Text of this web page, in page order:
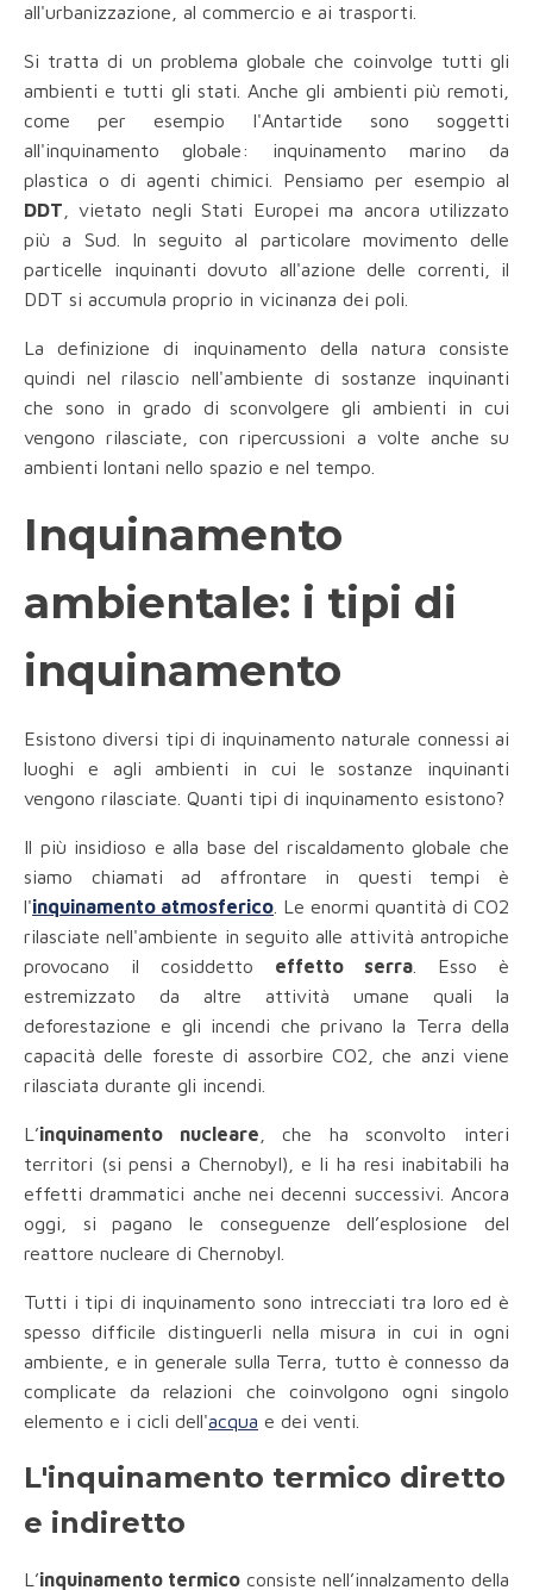
all'urbanizzazione, al commercio e ai trasporti.
Si tratta di un problema globale che coinvolge tutti gli
ambienti e tutti gli stati. Anche gli ambienti più remoti,
come per esempio l'Antartide sono soggetti
all'inquinamento globale: inquinamento marino da
plastica o di agenti chimici. Pensiamo per esempio al
DDT , vietato negli Stati Europei ma ancora utilizzato
più a Sud. In seguito al particolare movimento delle
particelle inquinanti dovuto all'azione delle correnti, il
DDT si accumula proprio in vicinanza dei poli.
La definizione di inquinamento della natura consiste
quindi nel rilascio nell'ambiente di sostanze inquinanti
che sono in grado di sconvolgere gli ambienti in cui
vengono rilasciate, con ripercussioni a volte anche su
ambienti lontani nello spazio e nel tempo.
Inquinamento
ambientale: i tipi di
inquinamento
Esistono diversi tipi di inquinamento naturale connessi ai
luoghi e agli ambienti in cui le sostanze inquinanti
vengono rilasciate. Quanti tipi di inquinamento esistono?
Il più insidioso e alla base del riscaldamento globale che
siamo chiamati ad affrontare in questi tempi è
l'inquinamento atmosferico . Le enormi quantità di CO2
rilasciate nell'ambiente in seguito alle attività antropiche
provocano il cosiddetto effetto serra . Esso è
estremizzato da altre attività umane quali la
deforestazione e gli incendi che privano la Terra della
capacità delle foreste di assorbire CO2, che anzi viene
rilasciata durante gli incendi.
L’inquinamento nucleare , che ha sconvolto interi
territori (si pensi a Chernobyl), e li ha resi inabitabili ha
effetti drammatici anche nei decenni successivi. Ancora
oggi, si pagano le conseguenze dell’esplosione del
reattore nucleare di Chernobyl.
Tutti i tipi di inquinamento sono intrecciati tra loro ed è
spesso difficile distinguerli nella misura in cui in ogni
ambiente, e in generale sulla Terra, tutto è connesso da
complicate da relazioni che coinvolgono ogni singolo
elemento e i cicli dell'acqua e dei venti.
L'inquinamento termico diretto
e indiretto
L’inquinamento termico consiste nell’innalzamento della